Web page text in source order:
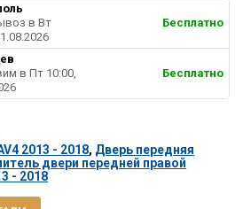
в Вт
Бесплатно
в Пт 10:00,
Бесплатно
2013 - 2018, Дверь передняя
двери передней правой
- 2018